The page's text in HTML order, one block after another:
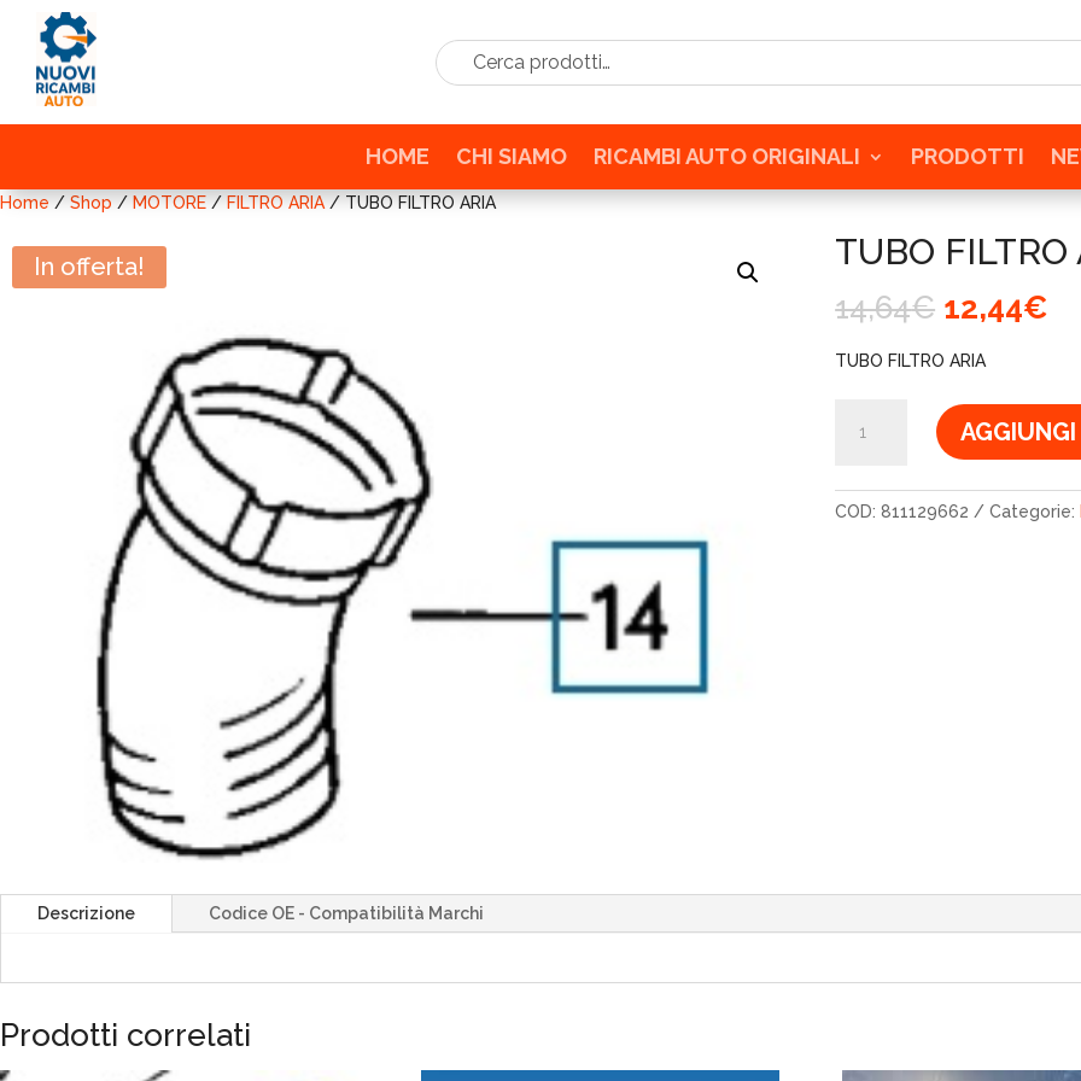
Cerca prodotti…
HOME CHI SIAMO RICAMBI AUTO ORIGINALI PRODOTTI
Home / Shop / MOTORE / FILTRO ARIA/ TUBO FILTRO ARIA
In offerta! TUBO FILTRO
14,64€ Il
prezzo
originale
14,64€.
12,44€
TUBO FILTRO ARIA
FILTRO
quantità
COD: 811129662 Categorie:
Descrizione Codice OE - Compatibilità Marchi
Prodotti correlati